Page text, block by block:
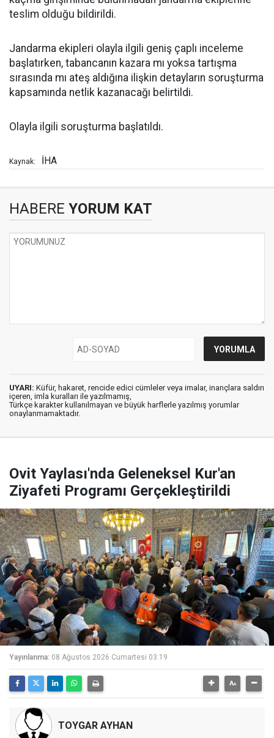
teslim olduğu bildirildi.
Jandarma ekipleri olayla ilgili geniş çaplı inceleme
başlatırken, tabancanın kazara mı yoksa tartışma
sırasında mı ateş aldığına ilişkin detayların soruşturma
kapsamında netlik kazanacağı belirtildi.
Olayla ilgili soruşturma başlatıldı.
Kaynak: İHA
HABERE YORUM KAT
UYARI: Küfür, hakaret, rencide edici cümleler veya imalar, inançlara saldırı
içeren, imla kuralları ile yazılmamış,
Türkçe karakter kullanılmayan ve büyük harflerle yazılmış yorumlar
onaylanmamaktadır.
Ovit Yaylası'nda Geleneksel Kur'an
Ziyafeti Programı Gerçekleştirildi
Yayınlanma: 08 Ağustos 2026 Cumartesi 03:19
TOYGAR AYHAN